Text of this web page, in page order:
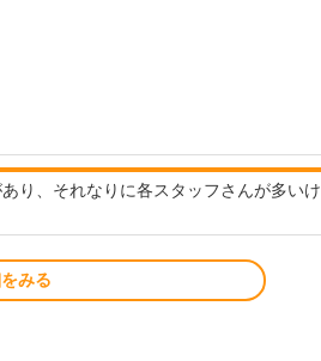
り、それなりに各スタッフさんが多いけ
みる